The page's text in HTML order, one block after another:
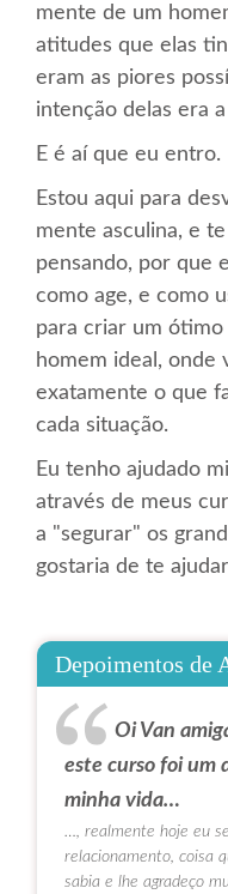
mente de um
atitudes que elas
eram as piores
intenção delas era
E é aí que eu entro.
Estou aqui para
mente asculina, e
pensando, por que
como age, e como
para criar um
homem ideal, onde
exatamente o que
cada situação.
Eu tenho ajudado
através de meus
a "segurar" os
gostaria de te
Depoimentos de
Oi Van
este curso foi um
minha vida…
…, realmente hoje eu
relacionamento, coisa
sabia e lhe agradeço